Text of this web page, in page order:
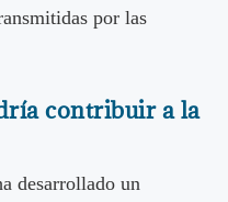
por las
contribuir a la
desarrollado un